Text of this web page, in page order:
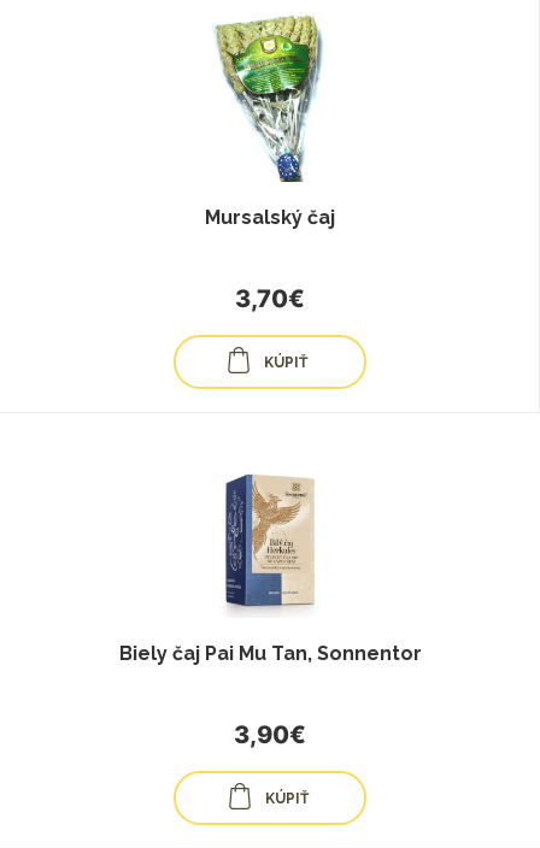
Mursalský čaj
3,70€
KÚPIŤ
Biely čaj Pai Mu Tan, Sonnentor
3,90€
KÚPIŤ